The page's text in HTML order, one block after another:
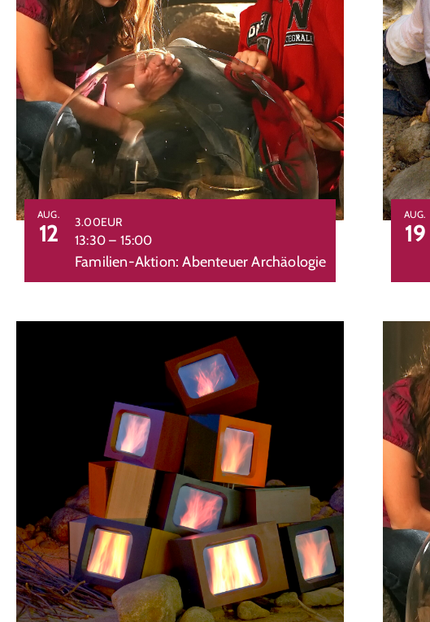
AUG.
12
Familien-Aktion: Abenteuer Archäologie
13:30– 15:00
3.00EUR
AUG.
19